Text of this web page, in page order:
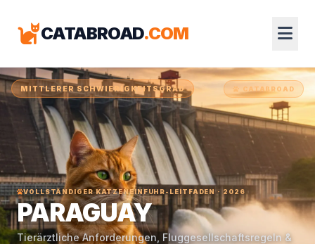
CATABROAD.COM
MITTLERER SCHWIERIGKEITSGRAD CATABROAD
VOLLSTÄNDIGER KATZENEINFUHR-LEITFADEN · 2026
PARAGUAY
Tierärztliche Anforderungen, Fluggesellschaftsregeln &